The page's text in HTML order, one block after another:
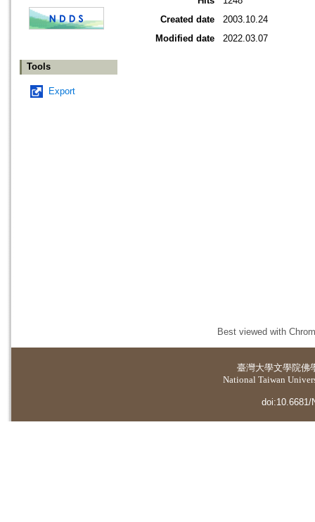
Tools
Export
Created date
2003.10.24
Modified date
2022.03.07
Best viewed with
臺灣大學文學院佛
National Taiwan
doi:10.6681/